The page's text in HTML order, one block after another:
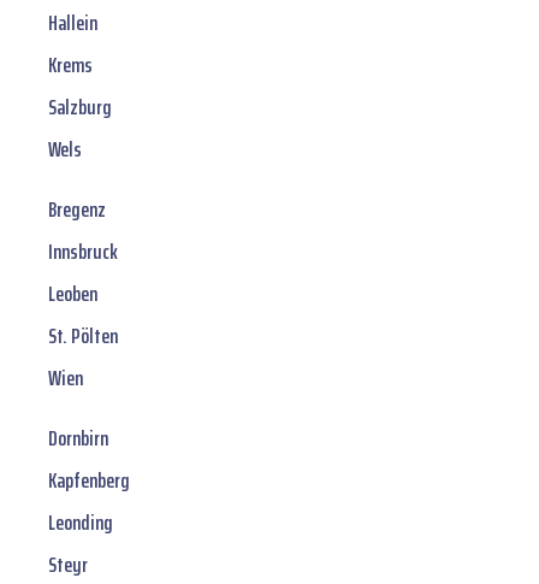
Hallein
Krems
Salzburg
Wels
Bregenz
Innsbruck
Leoben
St. Pölten
Wien
Dornbirn
Kapfenberg
Leonding
Steyr